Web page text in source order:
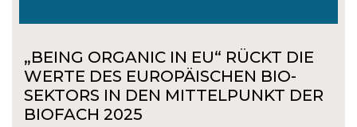
„BEING ORGANIC IN EU“ RÜCKT DIE
WERTE DES EUROPÄISCHEN BIO-
SEKTORS IN DEN MITTELPUNKT DER
BIOFACH 2025